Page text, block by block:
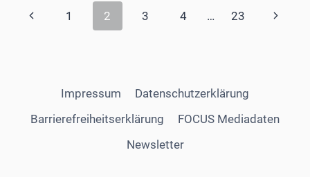
Seitennavigation
Vorherige
1 2 3 4 … 23
Impressum
Datenschutzerklärung
Barrierefreiheitserklärung
FOCUS Mediadaten
Newsletter